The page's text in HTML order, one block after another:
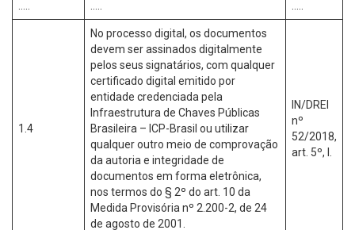
1.4
No processo digital, os documentos
devem ser assinados digitalmente
pelos seus signatários, com qualquer
certificado digital emitido por
entidade credenciada pela
Infraestrutura de Chaves Públicas
Brasileira – ICP-Brasil ou utilizar
qualquer outro meio de comprovação
da autoria e integridade de
documentos em forma eletrônica,
nos termos do § 2º do art. 10 da
Medida Provisória nº 2.200-2, de 24
de agosto de 2001.
IN/DREI
nº
52/2018,
art. 5º, I.